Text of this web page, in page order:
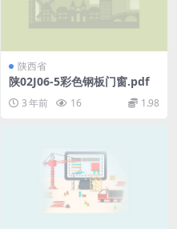
陕西省
陕02J06-5彩色钢板门窗.pdf
3 年前 16 1.98